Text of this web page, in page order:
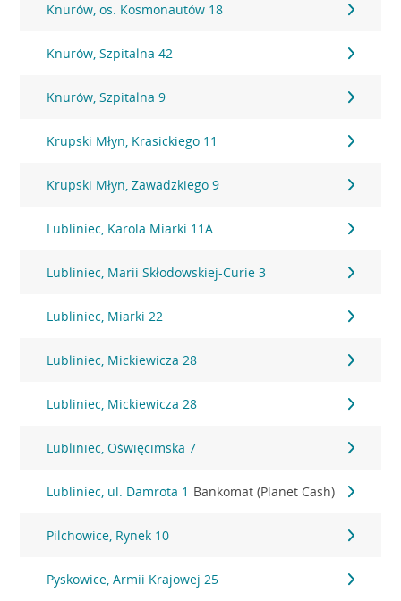
Knurów, os. Kosmonautów 18
Knurów, Szpitalna 42
Knurów, Szpitalna 9
Krupski Młyn, Krasickiego 11
Krupski Młyn, Zawadzkiego 9
Lubliniec, Karola Miarki 11A
Lubliniec, Marii Skłodowskiej-Curie 3
Lubliniec, Miarki 22
Lubliniec, Mickiewicza 28
Lubliniec, Mickiewicza 28
Lubliniec, Oświęcimska 7
Lubliniec, ul. Damrota 1 Bankomat (Planet Cash)
Pilchowice, Rynek 10
Pyskowice, Armii Krajowej 25